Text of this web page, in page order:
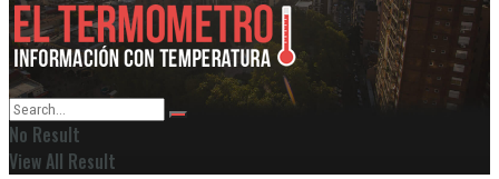
No Result
View All Result